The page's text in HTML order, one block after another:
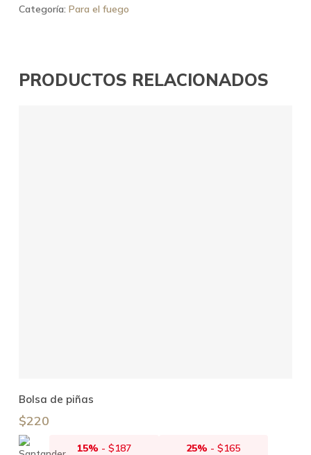
Categoría: Para el fuego
PRODUCTOS RELACIONADOS
Bolsa de piñas
$220
15% - $187 25% -$165